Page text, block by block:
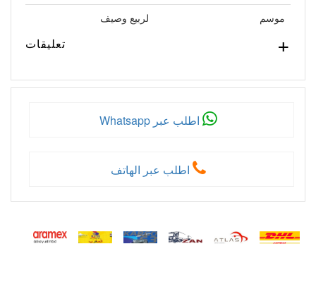
موسم
لربيع وصيف
تعليقات
اطلب عبر Whatsapp
اطلب عبر الهاتف